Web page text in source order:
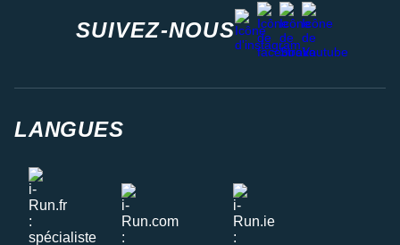
SUIVEZ-NOUS
instagram
facebook
stravayoutube
LANGUES